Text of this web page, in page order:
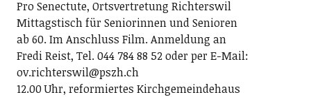
Pro Senectute, Ortsvertretung Richterswil
Mittagstisch für Seniorinnen und Senioren
ab 60. Im Anschluss Film. Anmeldung an
Fredi Reist, Tel. 044 784 88 52 oder per E-Mail:
ov.richterswil@pszh.ch
12.00 Uhr, reformiertes Kirchgemeindehaus